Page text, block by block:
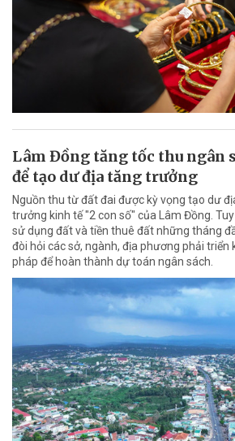
Lâm Đồng tăng tốc thu ngân
để tạo dư địa tăng trưởng
Nguồn thu từ đất đai được kỳ vọng tạo dư
trưởng kinh tế "2 con số" của Lâm Đồng.
sử dụng đất và tiền thuê đất những tháng
đòi hỏi các sở, ngành, địa phương phải triển
pháp để hoàn thành dự toán ngân sách.